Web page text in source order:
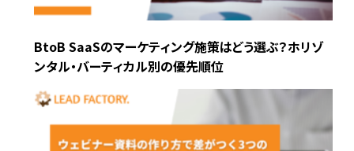
BtoB SaaSのマーケティング施策はどう選ぶ？ホリゾ
ンタル・バーティカル別の優先順位